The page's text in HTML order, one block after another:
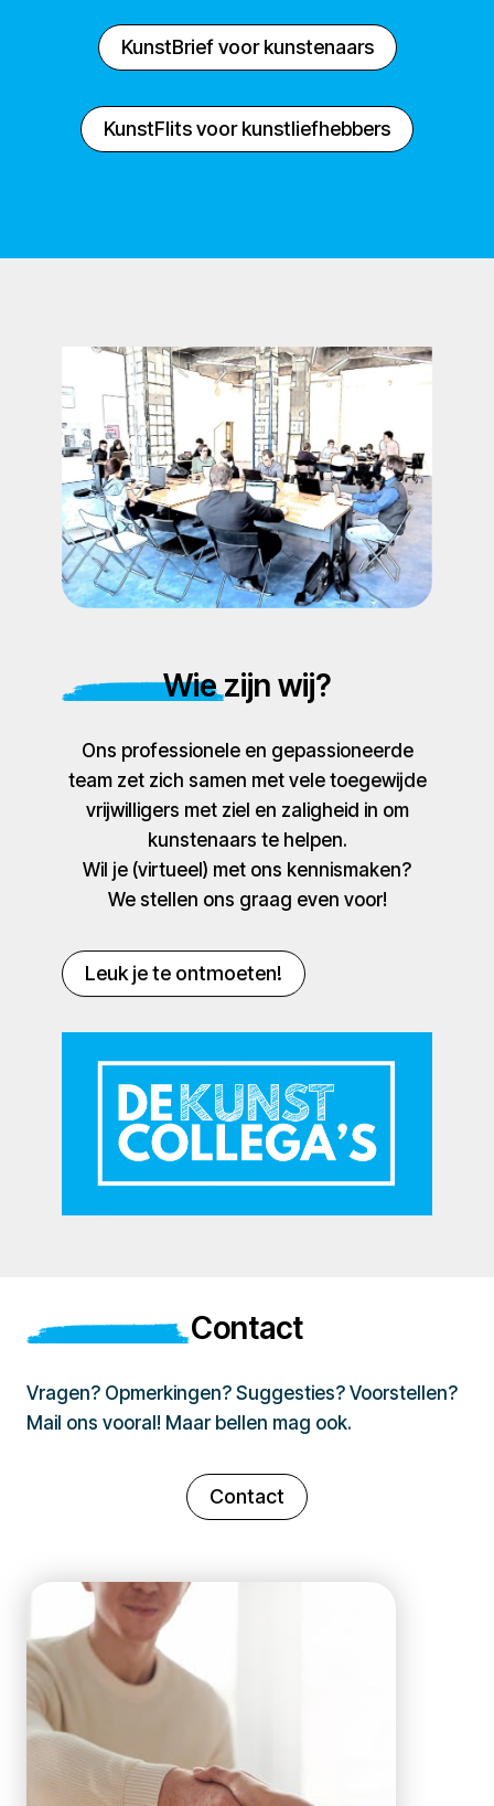
KunstBrief voor kunstenaars
KunstFlits voor kunstliefhebbers
Wie zijn wij?
Ons professionele en gepassioneerde
team zet zich samen met vele toegewijde
vrijwilligers met ziel en zaligheid in om
kunstenaars te helpen.
Wil je (virtueel) met ons kennismaken?
We stellen ons graag even voor!
Leuk je te ontmoeten!
Contact
Vragen? Opmerkingen? Suggesties? Voorstellen?
Mail ons vooral! Maar bellen mag ook.
Contact